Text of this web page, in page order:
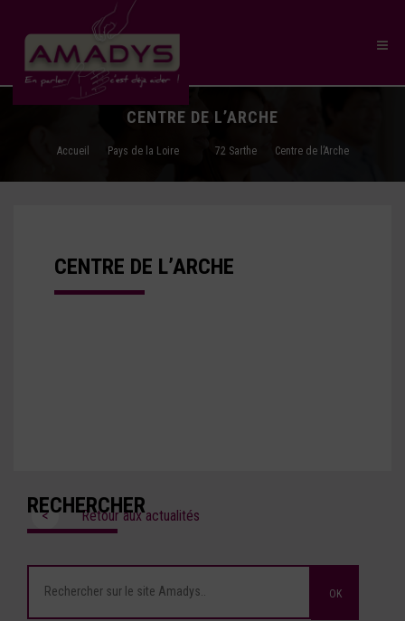
CENTRE DE L’ARCHE
Accueil Pays de la Loire 72 Sarthe Centre de l’Arche
CENTRE DE L’ARCHE
< Retour aux actualités
RECHERCHER